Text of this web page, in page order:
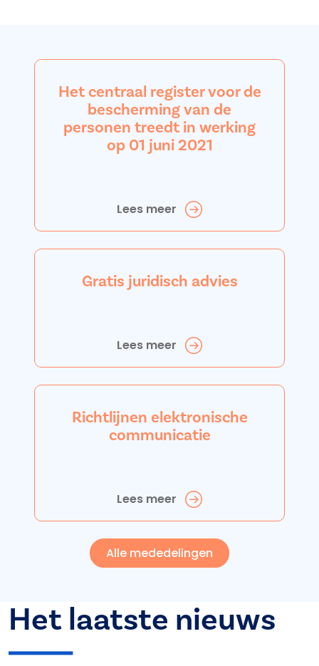
Het centraal register voor de
bescherming van de
personen treedt in werking
op 01 juni 2021
Lees meer
Gratis juridisch advies
Lees meer
Richtlijnen elektronische
communicatie
Lees meer
Alle mededelingen
Het laatste nieuws